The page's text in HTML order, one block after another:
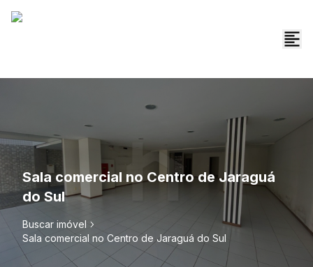
Sala comercial no Centro de Jaraguá
do Sul
Buscar imóvel
Sala comercial no Centro de Jaraguá do Sul